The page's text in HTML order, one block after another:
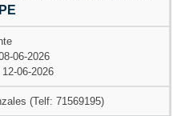
06-2026
06-2026
(Telf: 71569195)